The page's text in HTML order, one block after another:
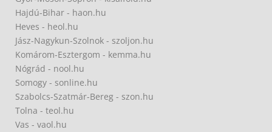
Hajdú-Bihar - haon.hu
Heves - heol.hu
Jász-Nagykun-Szolnok - szoljon.hu
Komárom-Esztergom - kemma.hu
Nógrád - nool.hu
Somogy - sonline.hu
Szabolcs-Szatmár-Bereg - szon.hu
Tolna - teol.hu
Vas - vaol.hu